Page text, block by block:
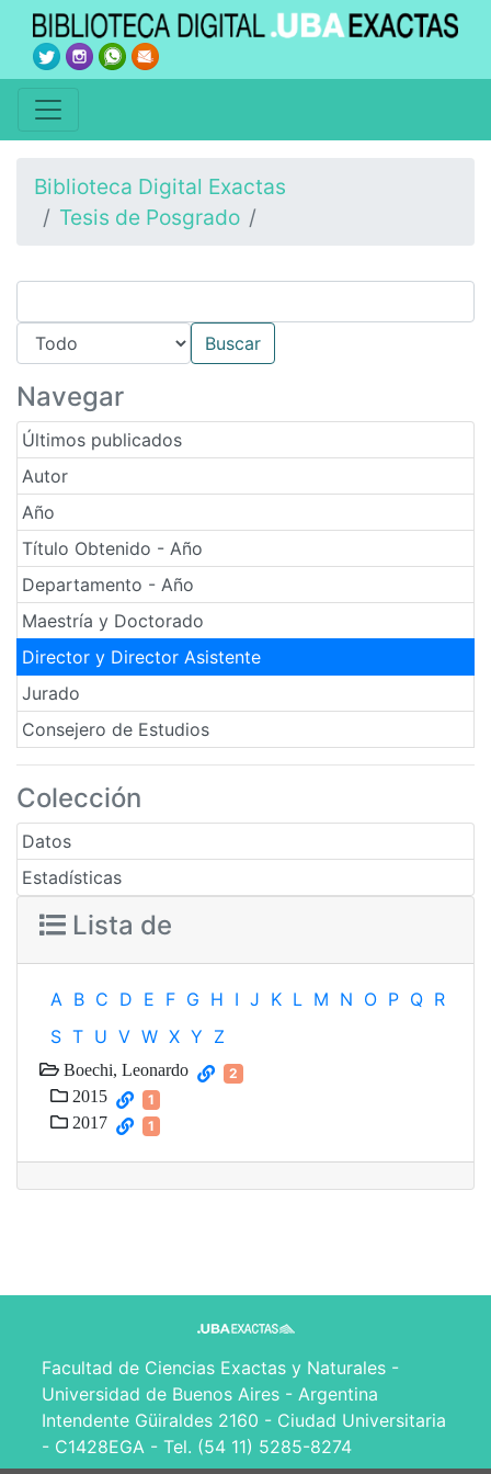
Biblioteca Digital Exactas
Tesis de Posgrado
Navegar
Últimos publicados
Autor
Año
Título Obtenido - Año
Departamento - Año
Maestría y Doctorado
Director y Director Asistente
Jurado
Consejero de Estudios
Colección
Datos
Estadísticas
Lista de
A B C D E F G H I J K L M N O P Q R
S T U V W X Y Z
Boechi, Leonardo 2
2015 1
2017 1
Facultad de Ciencias Exactas y Naturales -
Universidad de Buenos Aires - Argentina
Intendente Güiraldes 2160 - Ciudad Universitaria
- C1428EGA - Tel. (54 11) 5285-8274